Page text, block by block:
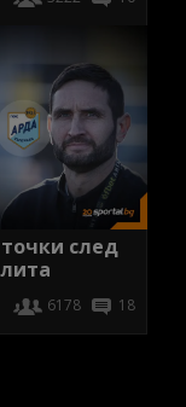
след
6178 18